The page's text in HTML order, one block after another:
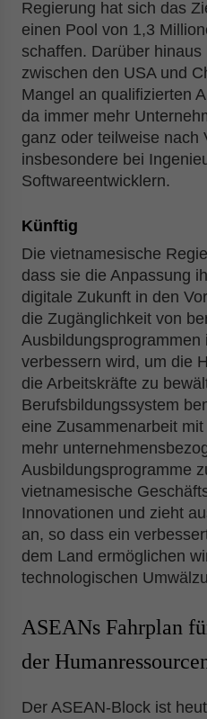
Regierung hat sich das
einen Pool von 1,3
schaffen. Darüber
zwischen den USA und
Mangel an qualifizierten
da immer mehr
ganz oder teilweise nach
insbesondere bei
Softwareentwicklern.
Künftig
Die vietnamesische
dass sie die Anpassung
digitale Zukunft in den
die Zugänglichkeit von
Ausbildungsprogrammen
verbessern wird, um die
die Arbeitskräfte zu
Berufsbildungssystem
eine Zusammenarbeit
mehr
Ausbildungsprogramme
vietnamesische
Innovationen und zieht
an, so dass ein
dem Land ermöglichen
technologischen
ASEANs Fahrplan
der
Der ASEAN-Block ist